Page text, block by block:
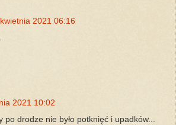
2021 06:16
2021 10:02
po drodze nie było potknięć i upadków...